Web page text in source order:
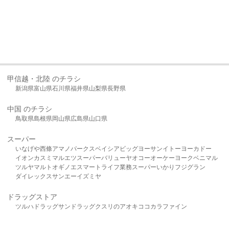
甲信越・北陸 のチラシ
新潟県富山県石川県福井県山梨県長野県
中国 のチラシ
鳥取県島根県岡山県広島県山口県
スーパー
いなげや西條アマノパークスベイシア ビッグヨーサンイトーヨーカドー
イオンカスミ マルエツスーパーバリューヤオコーオーケー ヨークベニマル
ツルヤマルト オギノ エスマート ライフ業務スーパーいかり フジグラン
ダイレックスサンエーイズミヤ
ドラッグストア
ツルハドラッグサンドラッグクスリのアオキ ココカラファイン